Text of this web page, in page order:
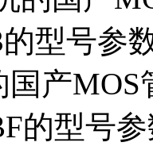
型号参
产MOS
的型号